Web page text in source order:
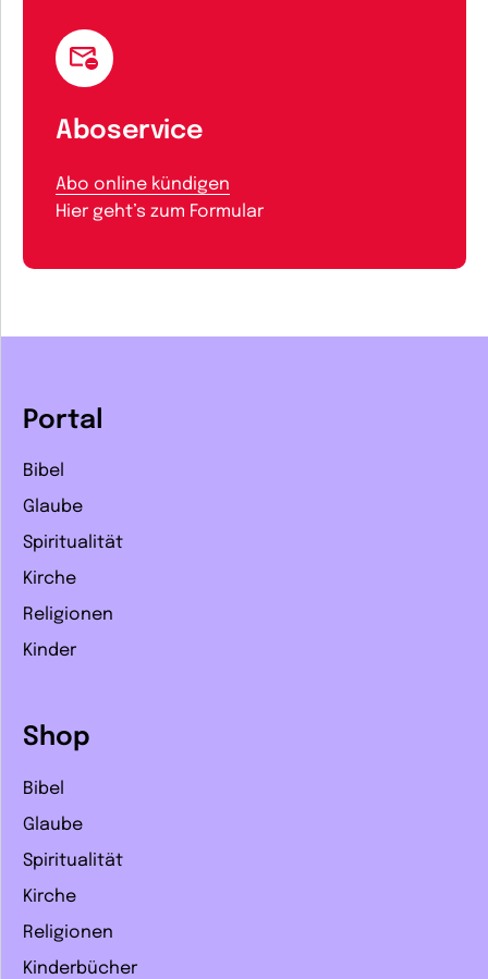
Aboservice
Abo online kündigen
Hier geht’s zum Formular
Portal
Bibel
Glaube
Spiritualität
Kirche
Religionen
Kinder
Shop
Bibel
Glaube
Spiritualität
Kirche
Religionen
Kinderbücher